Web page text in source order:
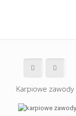
Karpiowe